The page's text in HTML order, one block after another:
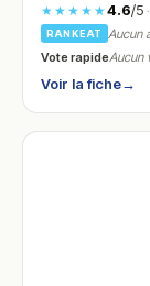
★★★★★4.6/5
RANKEAT
Aucun
Vote rapideAucun
Voir la fiche→